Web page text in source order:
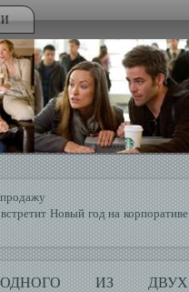
Новый год на корпоративе
ИЗ ДВУХ